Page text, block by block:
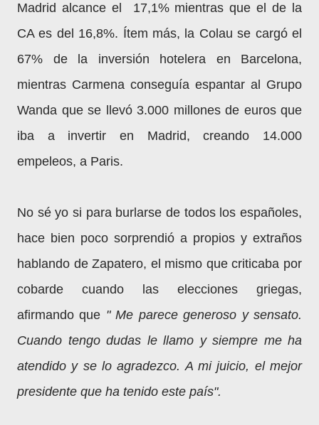
Madrid alcance el 17,1% mientras que el de la
CA es del 16,8%. Ítem más, la Colau se cargó el
67% de la inversión hotelera en Barcelona,
mientras Carmena conseguía espantar al Grupo
Wanda que se llevó 3.000 millones de euros que
iba a invertir en Madrid, creando 14.000
empeleos, a Paris.
No sé yo si para burlarse de todos los españoles,
hace bien poco sorprendió a propios y extraños
hablando de Zapatero, el mismo que criticaba por
cobarde cuando las elecciones griegas,
afirmando que " Me parece generoso y sensato.
Cuando tengo dudas le llamo y siempre me ha
atendido y se lo agradezco. A mi juicio, el mejor
presidente que ha tenido este país".